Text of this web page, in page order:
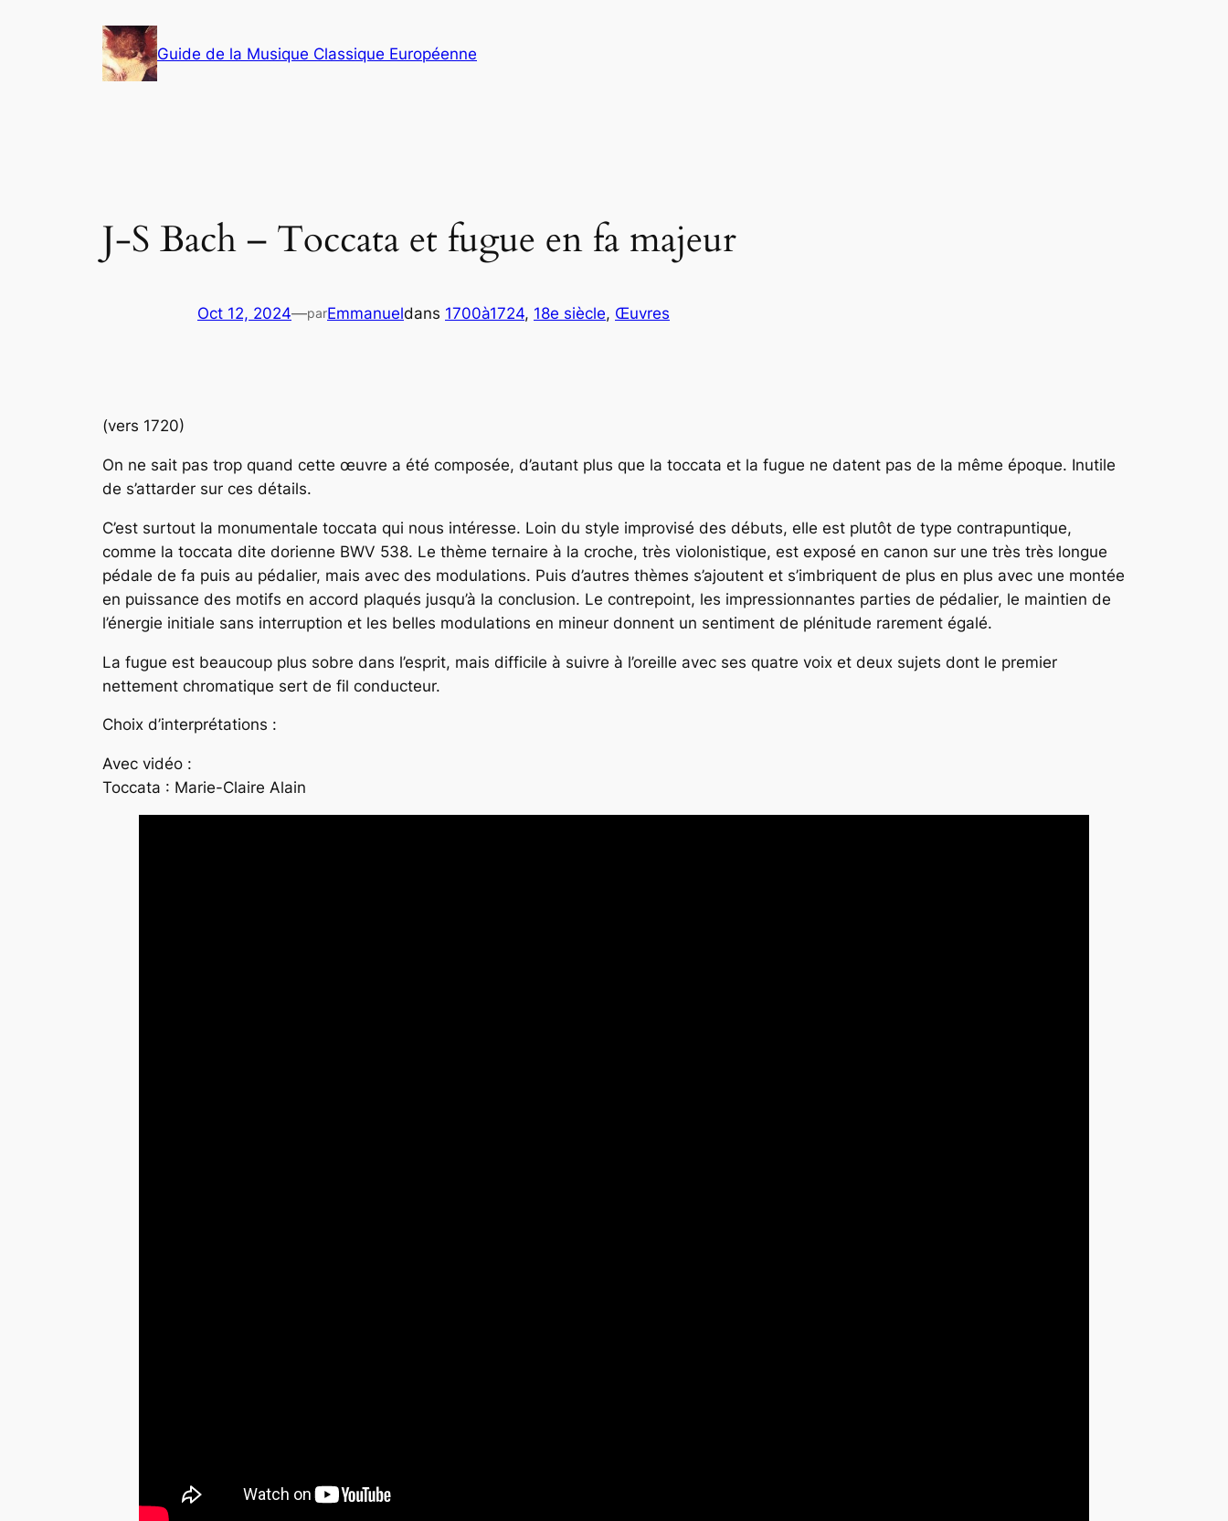
Guide de la Musique Classique Européenne
J-S Bach – Toccata et fugue en fa majeur
Oct 12, 2024—parEmmanueldans 1700à1724, 18e siècle, Œuvres
(vers 1720)
On ne sait pas trop quand cette œuvre a été composée, d’autant plus que la toccata et la fugue ne datent pas de la même époque. Inutile
de s’attarder sur ces détails.
C’est surtout la monumentale toccata qui nous intéresse. Loin du style improvisé des débuts, elle est plutôt de type contrapuntique,
comme la toccata dite dorienne BWV 538. Le thème ternaire à la croche, très violonistique, est exposé en canon sur une très très longue
pédale de fa puis au pédalier, mais avec des modulations. Puis d’autres thèmes s’ajoutent et s’imbriquent de plus en plus avec une montée
en puissance des motifs en accord plaqués jusqu’à la conclusion. Le contrepoint, les impressionnantes parties de pédalier, le maintien de
l’énergie initiale sans interruption et les belles modulations en mineur donnent un sentiment de plénitude rarement égalé.
La fugue est beaucoup plus sobre dans l’esprit, mais difficile à suivre à l’oreille avec ses quatre voix et deux sujets dont le premier
nettement chromatique sert de fil conducteur.
Choix d’interprétations :
Avec vidéo :
Toccata : Marie-Claire Alain